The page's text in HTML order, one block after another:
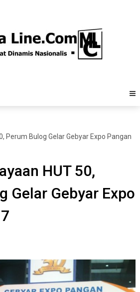
Perum Bulog Gelar Gebyar Expo Pangan
HUT 50,
Gelar Gebyar Expo